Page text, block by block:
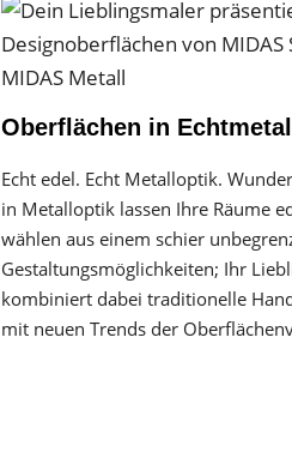
Oberflächen in
Echt edel. Echt Metalloptik.
in Metalloptik lassen Ihre Räume
wählen aus einem schier
Gestaltungs­möglichkeiten; Ihr
kombiniert dabei traditionelle
mit neuen Trends der